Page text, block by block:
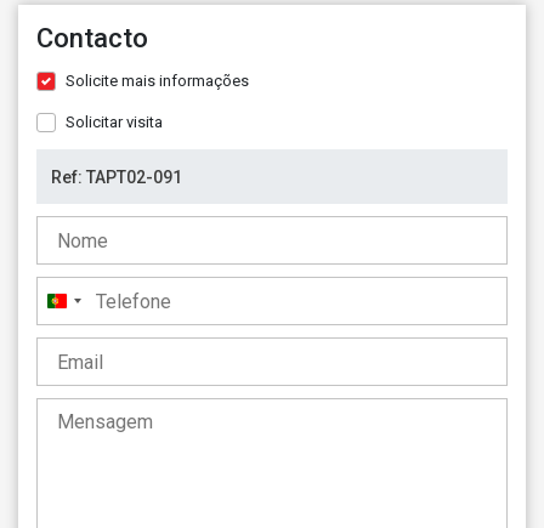
Contacto
Solicite mais informações
Solicitar visita
Portugal
+351